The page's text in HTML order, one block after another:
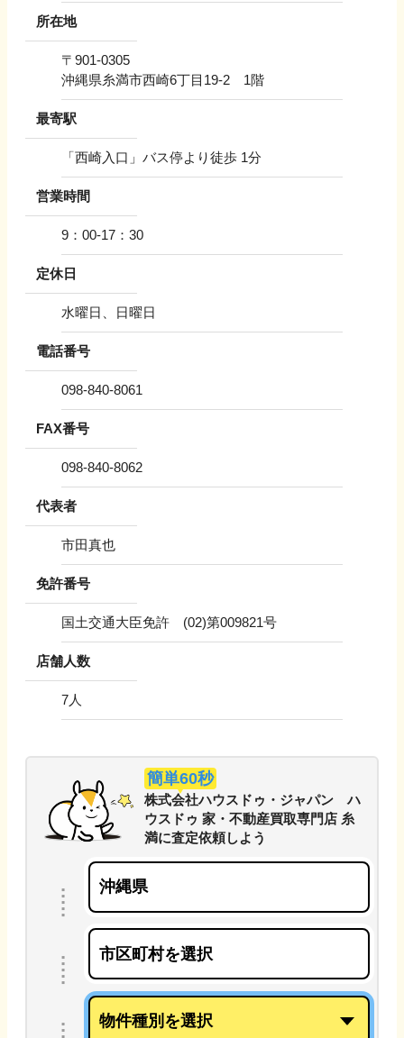
所在地
〒 901-0305
沖縄県糸満市西崎6丁目19-2 1階
最寄駅
「西崎入口」バス停より徒歩 1分
営業時間
9：00-17：30
定休日
水曜日、日曜日
電話番号
098-840-8061
FAX番号
098-840-8062
代表者
市田真也
免許番号
国土交通大臣免許 (02)第009821号
店舗人数
7人
簡単60秒
株式会社ハウスドゥ・ジャパン ハ
ウスドゥ 家・不動産買取専門店 糸
満に査定依頼しよう